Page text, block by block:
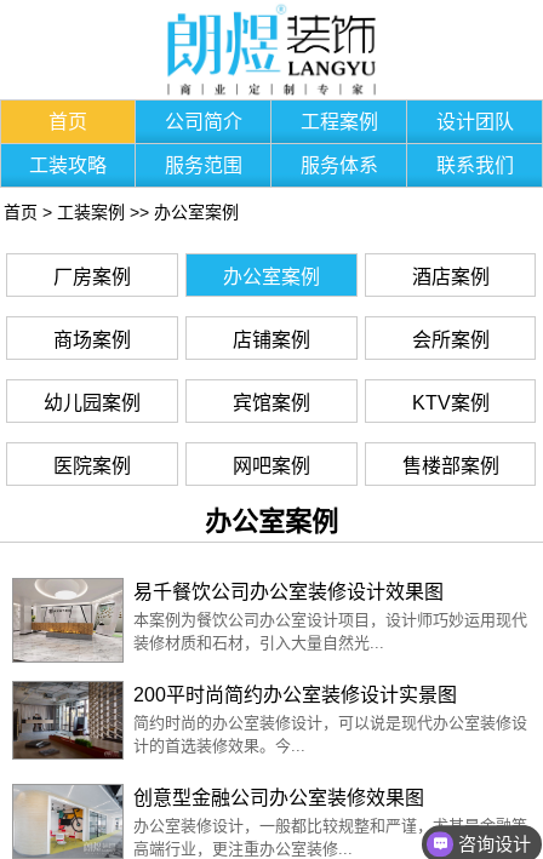
首页 公司简介 工程案例 设计团队
工装攻略 服务范围 服务体系 联系我们
首页 > 工装案例 >> 办公室案例
厂房案例 办公室案例 酒店案例
商场案例 店铺案例 会所案例
幼儿园案例 宾馆案例 KTV案例
医院案例 网吧案例 售楼部案例
办公室案例
易千餐饮公司办公室装修设计效果图
本案例为餐饮公司办公室设计项目，设计师巧妙运用现代
装修材质和石材，引入大量自然光...
200平时尚简约办公室装修设计实景图
简约时尚的办公室装修设计，可以说是现代办公室装修设
计的首选装修效果。今...
创意型金融公司办公室装修效果图
办公室装修设计，一般都比较规整和严谨，尤其是金融等
高端行业，更注重办公室装修...
咨询设计